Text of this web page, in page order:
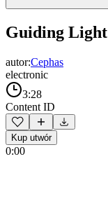
Guiding Light
autor:Cephas
electronic
3:28
Content ID
Kup utwór
0:00